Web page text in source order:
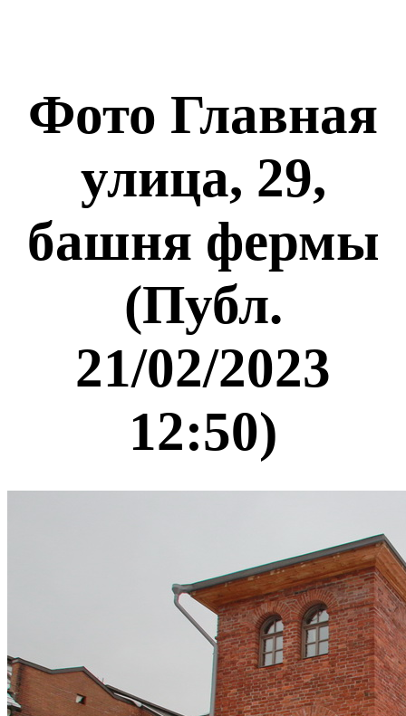
Фото Главная
улица, 29,
башня фермы
(Публ.
21/02/2023
12:50)